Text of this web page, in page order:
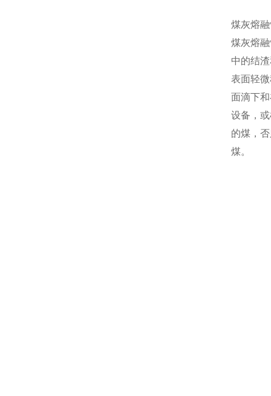
煤灰熔
煤灰熔
中的结
表面轻
面滴下
设备，
的煤，
煤。